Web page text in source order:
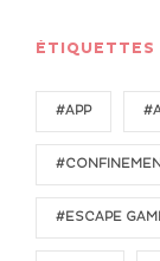
ÉTIQUETTES
#APP
#ESCAPE